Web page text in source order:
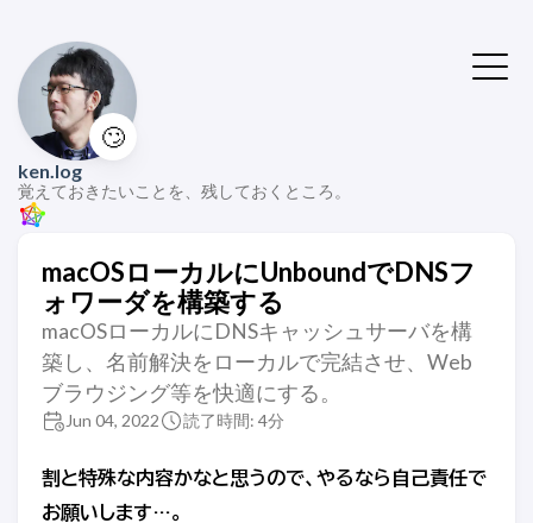
🙄
ken.log
覚えておきたいことを、残しておくところ。
macOSローカルにUnboundでDNSフ
ォワーダを構築する
macOSローカルにDNSキャッシュサーバを構
築し、名前解決をローカルで完結させ、Web
ブラウジング等を快適にする。
Jun 04, 2022 読了時間: 4分
割と特殊な内容かなと思うので、やるなら自己責任で
お願いします…。